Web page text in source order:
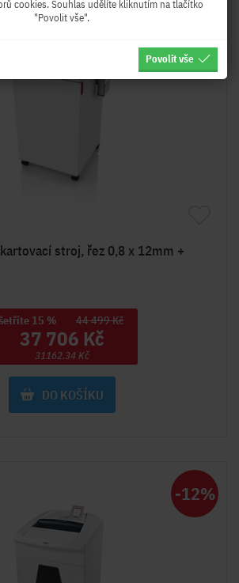
až bude tento produkt skladem!
stroj, řez 0,8 x 12mm +
15 % 44 499 Kč
37 706 Kč
31162.34 Kč
DO KOŠÍKU
-12%
cookies. Souhlas udělíte kliknutím na tlačítko
"Povolit vše".
Povolit vše